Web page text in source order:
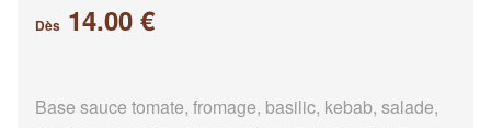
Dès 14.00 €
Base sauce tomate, fromage, basilic, kebab, salade,